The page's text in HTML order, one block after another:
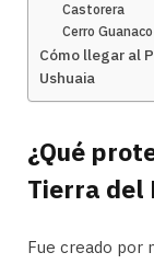
Castorera
Cerro Guanaco
Cómo llegar al
Ushuaia
¿Qué
Tierra del
Fue creado por